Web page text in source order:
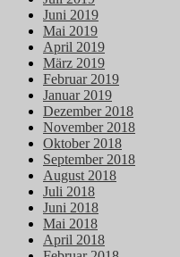
Juni 2019
Mai 2019
April 2019
März 2019
Februar 2019
Januar 2019
Dezember 2018
November 2018
Oktober 2018
September 2018
August 2018
Juli 2018
Juni 2018
Mai 2018
April 2018